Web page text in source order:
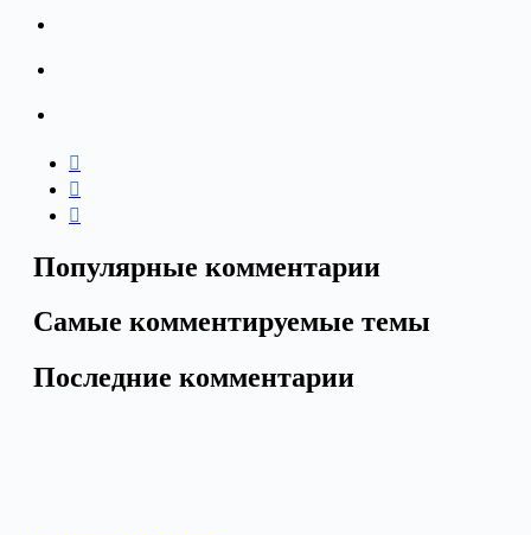
Популярные комментарии
Самые комментируемые темы
Последние комментарии